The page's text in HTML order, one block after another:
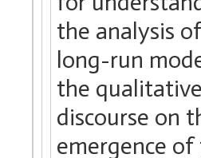
the analysis
long-run
the
discourse on
emergence